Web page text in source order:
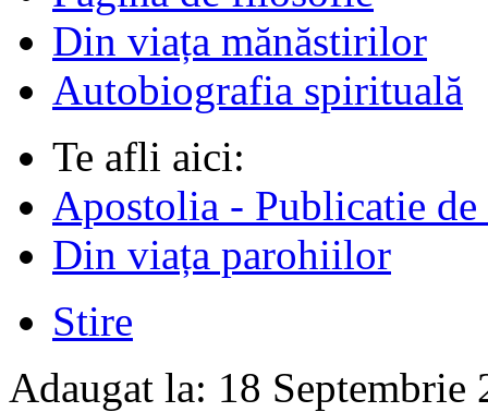
Din viața mănăstirilor
Autobiografia spirituală
Te afli aici:
Apostolia - Publicatie
Din viața parohiilor
Stire
Adaugat la: 18 Septembrie